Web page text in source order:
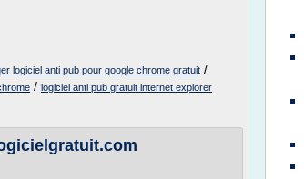
logiciel anti pub pour google chrome gratuit /
/ logiciel anti pub gratuit internet explorer